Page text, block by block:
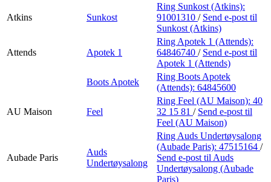
Atkins Sunkost
Ring Sunkost (Atkins):
91001310 / Send e-post til
Sunkost (Atkins)
Attends Apotek 1
Ring Apotek 1 (Attends):
64846740 / Send e-post til
Apotek 1 (Attends)
Boots Apotek
Ring Boots Apotek
(Attends): 64845600
AU Maison Feel
Ring Feel (AU Maison): 40
32 15 81 / Send e-post til
Feel (AU Maison)
Aubade Paris
Auds
Undertøysalong
Ring Auds Undertøysalong
(Aubade Paris): 47515164 /
Send e-post til Auds
Undertøysalong (Aubade
Paris)